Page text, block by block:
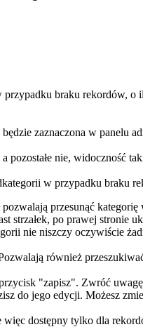
braku rekordów, o
zaznaczona w panelu
nie, widoczność
w przypadku braku
pozwalają przesunąć
strzałek, po prawej stronie
nie niszczy oczywiście
również
"zapisz". Zwróć
do jego edycji. Możesz
więc dostępny tylko dla